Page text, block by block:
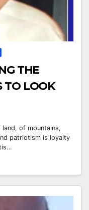
THE
TO LOOK
land, of mountains,
patriotism is loyalty